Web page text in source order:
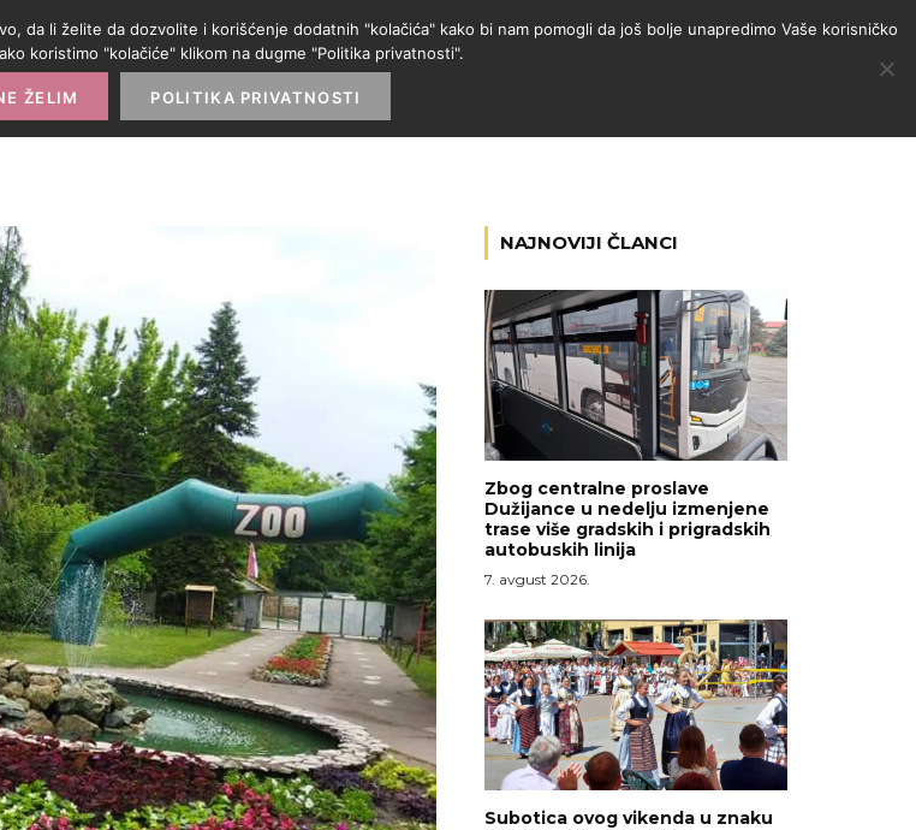
PROMO IZLOG PARTNERI KATEGORIJE
NAJNOVIJI ČLANCI
Zbog centralne proslave
Dužijance u nedelju izmenjene
trase više gradskih i prigradskih
autobuskih linija
7. avgust 2026.
Subotica ovog vikenda u znaku
da li želite da dozvolite i korišćenje dodatnih "kolačića" kako bi nam pomogli da još bolje unapredimo Vaše korisničko
koristimo "kolačiće" klikom na dugme "Politika privatnosti".
ŽELIM POLITIKA PRIVATNOSTI